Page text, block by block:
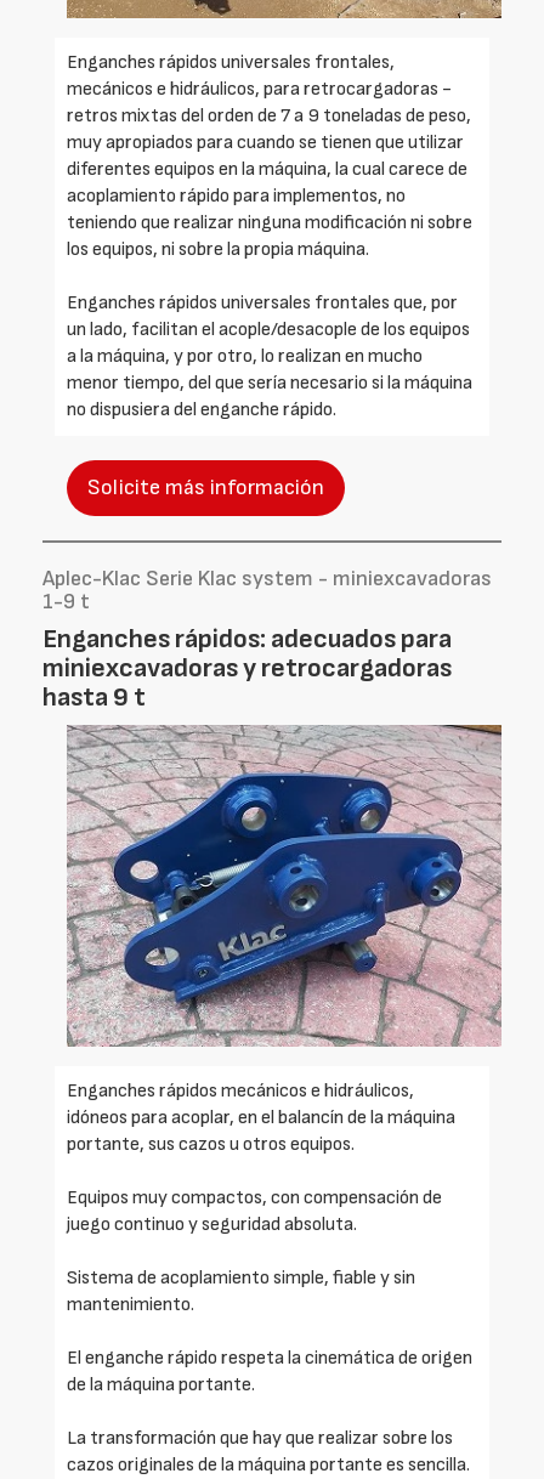
Enganches rápidos universales frontales,
mecánicos e hidráulicos, para retrocargadoras -
retros mixtas del orden de 7 a 9 toneladas de peso,
muy apropiados para cuando se tienen que utilizar
diferentes equipos en la máquina, la cual carece de
acoplamiento rápido para implementos, no
teniendo que realizar ninguna modificación ni sobre
los equipos, ni sobre la propia máquina.
Enganches rápidos universales frontales que, por
un lado, facilitan el acople/desacople de los equipos
a la máquina, y por otro, lo realizan en mucho
menor tiempo, del que sería necesario si la máquina
no dispusiera del enganche rápido.
Solicite más información
Aplec-Klac Serie Klac system - miniexcavadoras
1-9 t
Enganches rápidos: adecuados para
miniexcavadoras y retrocargadoras
hasta 9 t
Enganches rápidos mecánicos e hidráulicos,
idóneos para acoplar, en el balancín de la máquina
portante, sus cazos u otros equipos.
Equipos muy compactos, con compensación de
juego continuo y seguridad absoluta.
Sistema de acoplamiento simple, fiable y sin
mantenimiento.
El enganche rápido respeta la cinemática de origen
de la máquina portante.
La transformación que hay que realizar sobre los
cazos originales de la máquina portante es sencilla.